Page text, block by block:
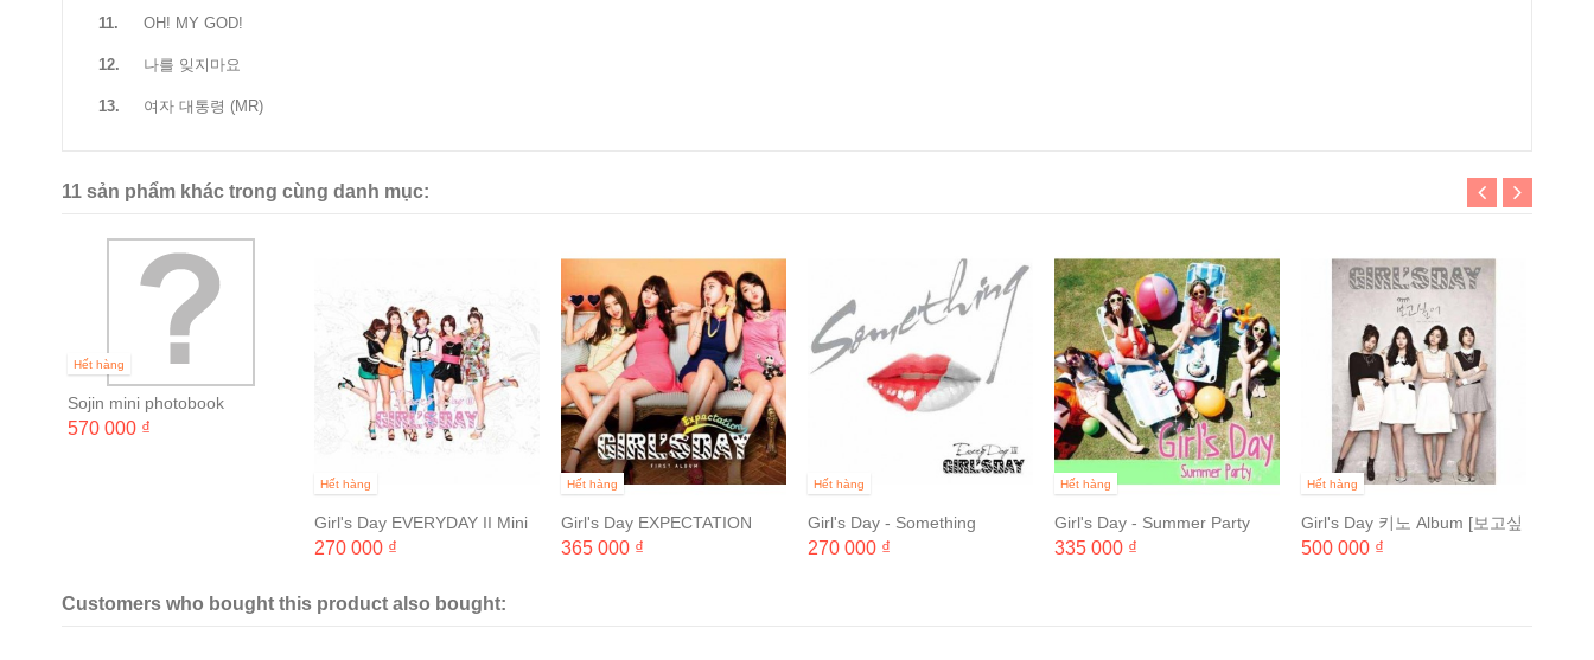
11. OH! MY GOD!
12. 나를 잊지마요
13. 여자 대통령 (MR)
11 sản phẩm khác trong cùng danh mục:
Hết hàng
Sojin mini photobook
570 000 ₫
Hết hàng
Girl's Day EVERYDAY II Mini
Album
270 000 ₫
Hết hàng
Girl's Day EXPECTATION
Album Vol 1
365 000 ₫
Hết hàng
Girl's Day - Something
EVERYDAY 3 Mini Album
270 000 ₫
Hết hàng
Girl's Day - Summer Party
EVERYDAY 4 Mini Album
335 000 ₫
Hết hàng
Girl's Day 키노 Album [보고싶
어]
500 000 ₫
Customers who bought this product also bought: